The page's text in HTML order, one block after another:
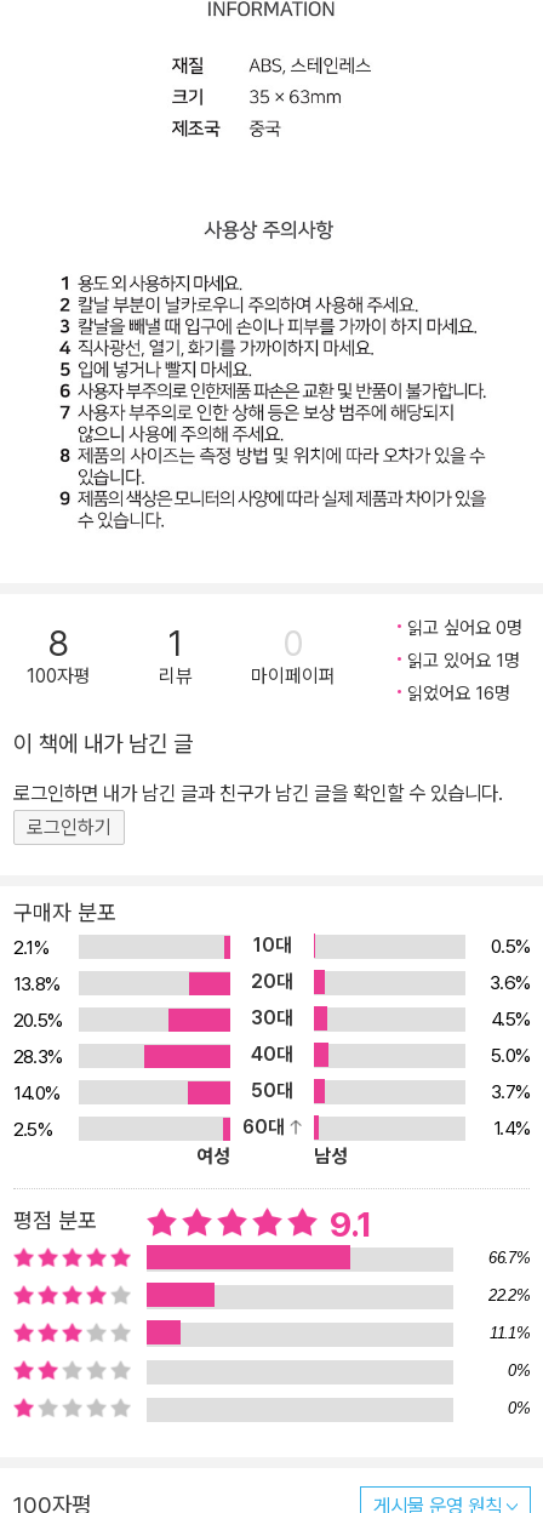
8
100자평
1
리뷰
0
마이페이퍼
읽고 싶어요 0명
읽고 있어요 1명
읽었어요 16명
이 책에 내가 남긴 글
로그인하면 내가 남긴 글과 친구가 남긴 글을 확인할 수 있습니다.
로그인하기
구매자 분포
2.1% 10대
0.5%
13.8%
20대
3.6%
20.5%
30대
4.5%
28.3%
40대
5.0%
14.0%
50대
3.7%
2.5%
60대
1.4%
여성
남성
평점 분포 9.1
66.7%
22.2%
11.1%
0%
0%
100자평 게시물 운영 원칙